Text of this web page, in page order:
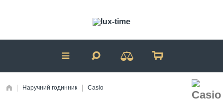
Наручний годинник Casio